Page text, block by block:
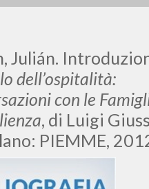
Julián.
dell’ospitalità:
con le
, di Luigi
PIEMME,